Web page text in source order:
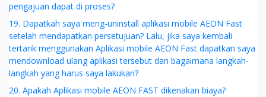
pengajuan dapat di proses?
19. Dapatkah saya meng-uninstall aplikasi mobile AEON Fast
setelah mendapatkan persetujuan? Lalu, jika saya kembali
tertarik menggunakan Aplikasi mobile AEON Fast dapatkan saya
mendownload ulang aplikasi tersebut dan bagaimana langkah-
langkah yang harus saya lakukan?
20. Apakah Aplikasi mobile AEON FAST dikenakan biaya?